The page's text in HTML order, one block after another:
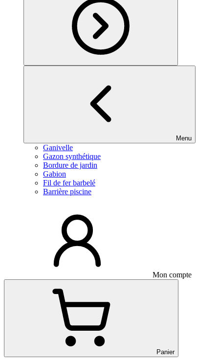
Menu
Ganivelle
Gazon synthétique
Bordure de jardin
Gabion
Fil de fer barbelé
Barrière piscine
Mon compte
Panier